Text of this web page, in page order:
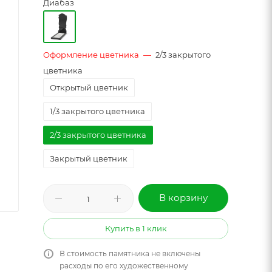
Диабаз
Оформление цветника — 2/3 закрытого
цветника
Открытый цветник
1/3 закрытого цветника
2/3 закрытого цветника
Закрытый цветник
В корзину
Купить в 1 клик
В стоимость памятника не включены
расходы по его художественному